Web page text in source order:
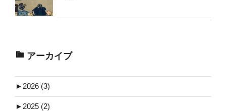
アーカイブ
► 2026 (3)
► 2025 (2)